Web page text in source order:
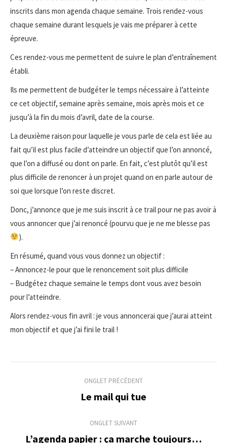
inscrits dans mon agenda chaque semaine. Trois rendez-vous
chaque semaine durant lesquels je vais me préparer à cette
épreuve.
Ces rendez-vous me permettent de suivre le plan d’entraînement
établi.
Ils me permettent de budgéter le temps nécessaire à l’atteinte
ce cet objectif, semaine après semaine, mois après mois et ce
jusqu’à la fin du mois d’avril, date de la course.
La deuxième raison pour laquelle je vous parle de cela est liée au
fait qu’il est plus facile d’atteindre un objectif que l’on annoncé,
que l’on a diffusé ou dont on parle. En fait, c’est plutôt qu’il est
plus difficile de renoncer à un projet quand on en parle autour de
soi que lorsque l’on reste discret.
Donc, j’annonce que je me suis inscrit à ce trail pour ne pas avoir à
vous annoncer que j’ai renoncé (pourvu que je ne me blesse pas
).
En résumé, quand vous vous donnez un objectif :
– Annoncez-le pour que le renoncement soit plus difficile
– Budgétez chaque semaine le temps dont vous avez besoin
pour l’atteindre.
Alors rendez-vous fin avril : je vous annoncerai que j’aurai atteint
mon objectif et que j’ai fini le trail !
commentaire
ONGLET PRÉCÉDENT
Onglet
Le mail qui tue
ONGLET SUIVANT
L’agenda papier : ça marche toujours…